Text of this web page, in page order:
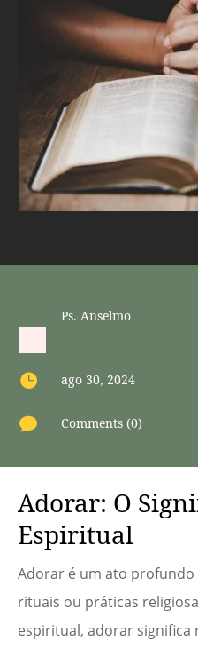
Ps. Anselmo
 ago 30, 2024
 Comments (0)
Adorar: O
Espiritual
Adorar é um ato profundo
rituais ou práticas
espiritual, adorar significa